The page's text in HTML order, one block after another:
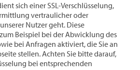
sich einer SSL-Verschlüsselung,
vertraulicher oder
Nutzer geht. Diese
Beispiel bei der Abwicklung des
bei Anfragen aktiviert, die Sie an
stellen. Achten Sie bitte darauf,
bei entsprechenden